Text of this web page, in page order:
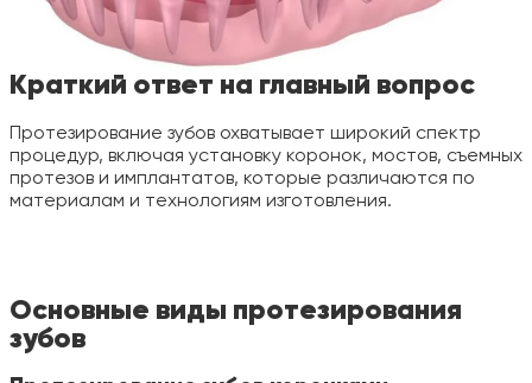
Краткий ответ на главный вопрос
Протезирование зубов охватывает широкий спектр
процедур, включая установку коронок, мостов, съемных
протезов и имплантатов, которые различаются по
материалам и технологиям изготовления.
Основные виды протезирования
зубов